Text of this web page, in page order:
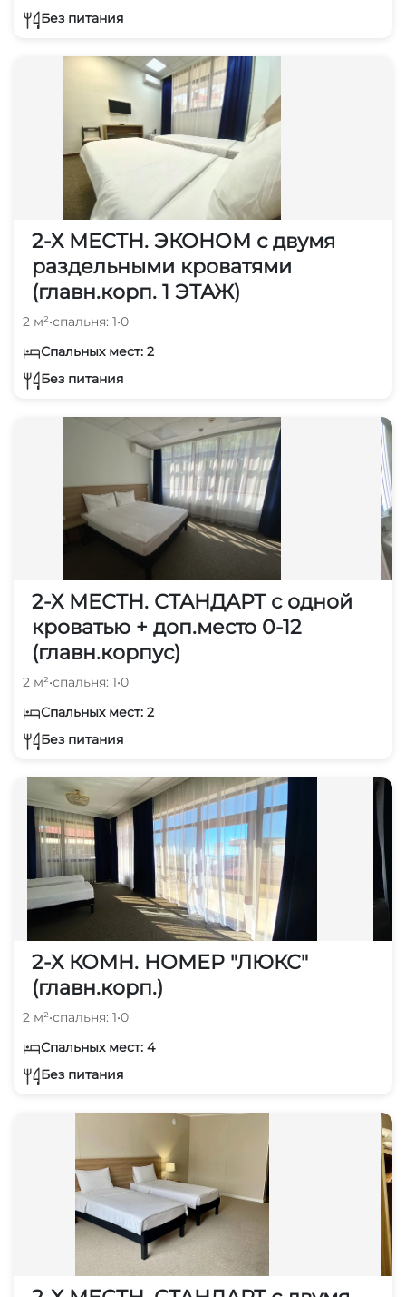
Без питания
2-Х МЕСТН. ЭКОНОМ с двумя
раздельными кроватями
(главн.корп. 1 ЭТАЖ)
2 м²•спальня: 1•0
Спальных мест: 2
Без питания
2-Х МЕСТН. СТАНДАРТ с одной
кроватью + доп.место 0-12
(главн.корпус)
2 м²•спальня: 1•0
Спальных мест: 2
Без питания
2-Х КОМН. НОМЕР "ЛЮКС"
(главн.корп.)
2 м²•спальня: 1•0
Спальных мест: 4
Без питания